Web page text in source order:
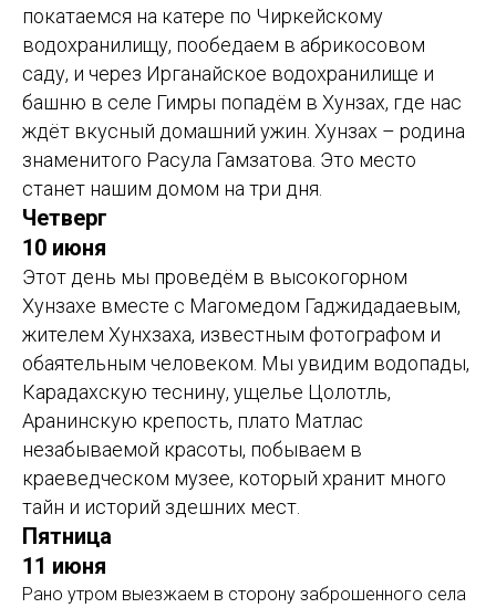
покатаемся на катере по Чиркейскому
водохранилищу, пообедаем в абрикосовом
саду, и через Ирганайское водохранилище и
башню в селе Гимры попадём в Хунзах, где нас
ждёт вкусный домашний ужин. Хунзах – родина
знаменитого Расула Гамзатова. Это место
станет нашим домом на три дня.
Четверг
10 июня
Этот день мы проведём в высокогорном
Хунзахе вместе с Магомедом Гаджидадаевым,
жителем Хунхзаха, известным фотографом и
обаятельным человеком. Мы увидим водопады,
Карадахскую теснину, ущелье Цолотль,
Аранинскую крепость, плато Матлас
незабываемой красоты, побываем в
краеведческом музее, который хранит много
тайн и историй здешних мест.
Пятница
11 июня
Рано утром выезжаем в сторону заброшенного села